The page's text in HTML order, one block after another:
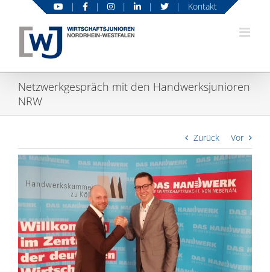
springen
| | | | | Kontakt
Netzwerkgespräch mit den Handwerksjunioren
NRW
Zurück
Vor
Zeige
Bild